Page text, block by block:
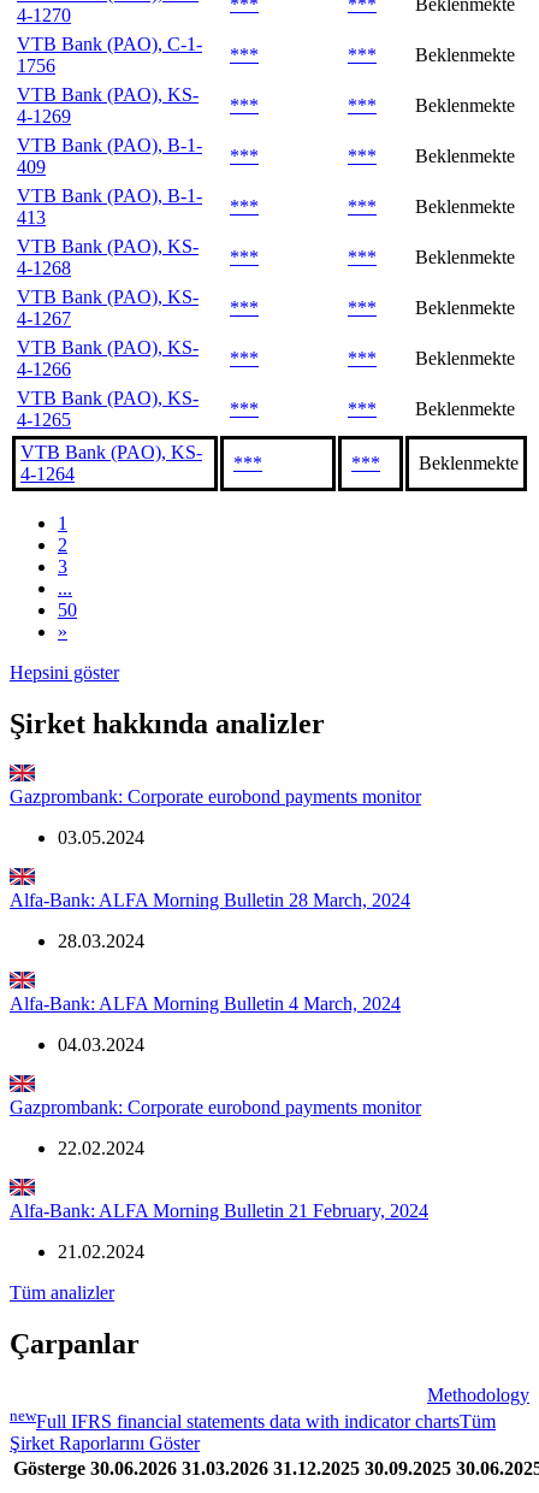
4-1270
*** ***
Beklenmekte
VTB Bank (PAO), C-1-
1756
*** ***
Beklenmekte
VTB Bank (PAO), KS-
4-1269
*** ***
Beklenmekte
VTB Bank (PAO), B-1-
409
*** ***
Beklenmekte
VTB Bank (PAO), B-1-
413
*** ***
Beklenmekte
VTB Bank (PAO), KS-
4-1268
*** ***
Beklenmekte
VTB Bank (PAO), KS-
4-1267
*** ***
Beklenmekte
VTB Bank (PAO), KS-
4-1266
*** ***
Beklenmekte
VTB Bank (PAO), KS-
4-1265
*** *** Beklenmekte
VTB Bank (PAO), KS-
4-1264
*** *** Beklenmekte
1
2
3
...
50
»
Hepsini göster
Şirket hakkında analizler
Gazprombank: Corporate eurobond payments monitor
03.05.2024
Alfa-Bank: ALFA Morning Bulletin 28 March, 2024
28.03.2024
Alfa-Bank: ALFA Morning Bulletin 4 March, 2024
04.03.2024
Gazprombank: Corporate eurobond payments monitor
22.02.2024
Alfa-Bank: ALFA Morning Bulletin 21 February, 2024
21.02.2024
Tüm analizler
Çarpanlar
Methodology
newFull IFRS financial statements data with indicator chartsTüm
Şirket Raporlarını Göster
Gösterge 30.06.2026 31.03.2026 31.12.2025 30.09.2025